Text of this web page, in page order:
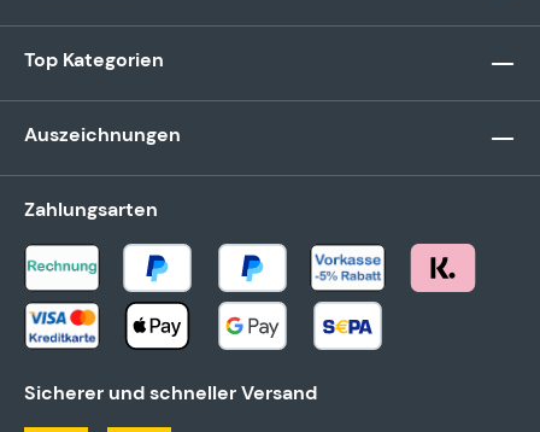
Top Kategorien
Auszeichnungen
Zahlungsarten
Sicherer und schneller Versand